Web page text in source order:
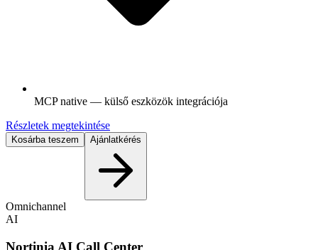
MCP native — külső eszközök integrációja
Részletek megtekintése
Kosárba teszem Ajánlatkérés
Omnichannel
AI
Nortinia AI Call Center